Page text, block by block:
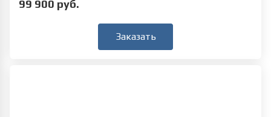
99 900 руб.
Заказать